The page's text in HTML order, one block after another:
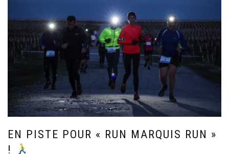
EN PISTE POUR « RUN MARQUIS RUN »
!